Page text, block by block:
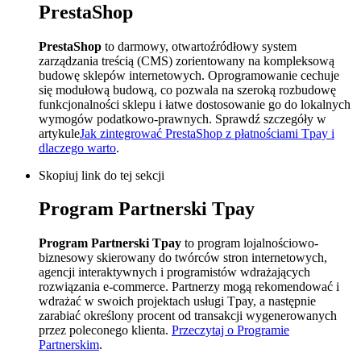
PrestaShop
PrestaShop to darmowy, otwartoźródłowy system
zarządzania treścią (CMS) zorientowany na kompleksową
budowę sklepów internetowych. Oprogramowanie cechuje
się modułową budową, co pozwala na szeroką rozbudowę
funkcjonalności sklepu i łatwe dostosowanie go do lokalnych
wymogów podatkowo-prawnych. Sprawdź szczegóły w
artykuleJak zintegrować PrestaShop z płatnościami Tpay i
dlaczego warto.
Skopiuj link do tej sekcji
Program Partnerski Tpay
Program Partnerski Tpay to program lojalnościowo-
biznesowy skierowany do twórców stron internetowych,
agencji interaktywnych i programistów wdrażających
rozwiązania e-commerce. Partnerzy mogą rekomendować i
wdrażać w swoich projektach usługi Tpay, a następnie
zarabiać określony procent od transakcji wygenerowanych
przez poleconego klienta. Przeczytaj o Programie
Partnerskim.